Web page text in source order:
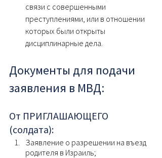
связи с совершенными
преступлениями, или в отношении
которых были открыты
дисциплинарные дела.
Документы для подачи
заявления в МВД:
От ПРИГЛАШАЮЩЕГО
(солдата):
Заявление о разрешении на въезд
родителя в Израиль;